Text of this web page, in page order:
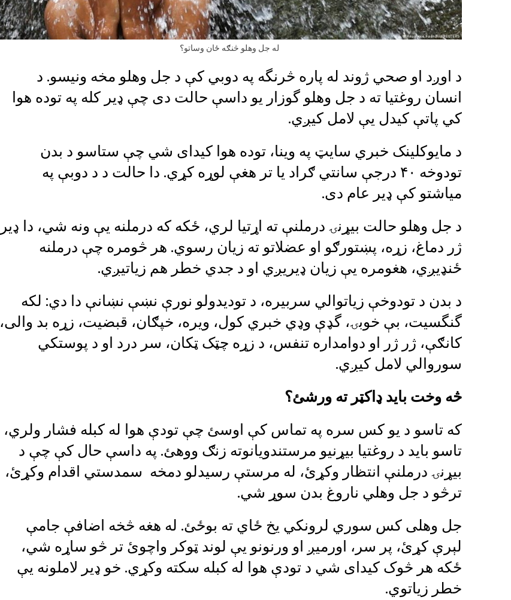
له جل وهلو څنګه ځان وساتو؟
د اوږد او صحي ژوند له پاره څرنگه په دوبي کې د جل وهلو مخه ونیسو. د
انسان روغتيا ته د جل وهلو گوزار یو داسې حالت دی چې ډير کله په توده هوا
کي پاتې کيدل يې لامل کيږي.
د مايوکلينک خبري سایټ په وینا، توده هوا کیدای شي چې ستاسو د بدن
تودوخه ۴۰ درجې سانتي ګراد یا تر هغې لوړه کړي. دا حالت د د دوبې په
میاشتو کې ډیر عام دی.
د جل وهلو حالت بیړنۍ درملنې ته اړتیا لري، ځکه که درملنه یې ونه شي، دا ډير
ژر دماغ، زړه، پښتورګو او عضلاتو ته زیان رسوي. هر څومره چې درملنه
ځنډيږي، هغومره یې زیان ډیریږي او د جدي خطر هم زياتیږي.
د بدن د تودوخې زیاتوالي سربیره، د توديدولو نورې نښې نښانې دا دي: لکه
گنگسیت، بې خوبۍ، گډې و‌ډي خبري کول، ویره، خپګان، قبضیت، زړه بد والی،
کانګې، ژر ژر او دوامداره تنفس، د زړه چټک ټکان، سر درد او د پوستکي
سوروالي لامل کيږي.
څه وخت باید ډاکټر ته ورشئ؟
که تاسو د یو کس سره په تماس کې اوسئ چې تودې هوا له کبله فشار ولري،
تاسو باید د روغتيا بیړنيو مرستندويانوته زنګ ووهئ. په داسې حال کې چې د
بیړنۍ درملنې انتظار وکړئ، له مرستې رسیدلو دمخه سمدستي اقدام وکړئ،
ترڅو د جل وهلي ناروغ بدن سوړ شي.
جل وهلی کس سوري لرونکي يخ ځاي ته بوځئ. له هغه څخه اضافې جامې
لېرې کړئ، پر سر، اورميږ او ورنونو يې لوند ټوکر واچوئ تر څو ساړه شي،
ځکه هر څوک کيدای شي د تودې هوا له کبله سکته وکړي. خو ډير لاملونه يې
خطر زياتوي.